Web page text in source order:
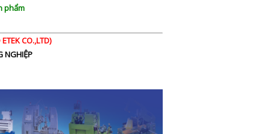
phẩm
CO.,LTD)
NGHIỆP